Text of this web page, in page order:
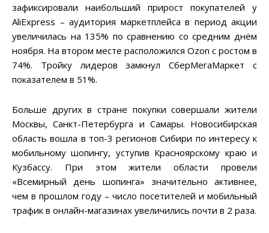
зафиксировали наибольший прирост покупателей у
AliExpress – аудитория маркетплейса в период акции
увеличилась на 135% по сравнению со средним днём
ноября. На втором месте расположился Ozon с ростом в
74%. Тройку лидеров замкнул СберМегаМаркет с
показателем в 51%.
Больше других в стране покупки совершали жители
Москвы, Санкт-Петербурга и Самары. Новосибирская
область вошла в топ-3 регионов Сибири по интересу к
мобильному шопингу, уступив Красноярскому краю и
Кузбассу. При этом жители области провели
«Всемирный день шопинга» значительно активнее,
чем в прошлом году – число посетителей и мобильный
трафик в онлайн-магазинах увеличились почти в 2 раза.